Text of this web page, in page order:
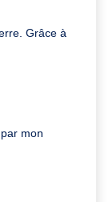
Grâce à
mon